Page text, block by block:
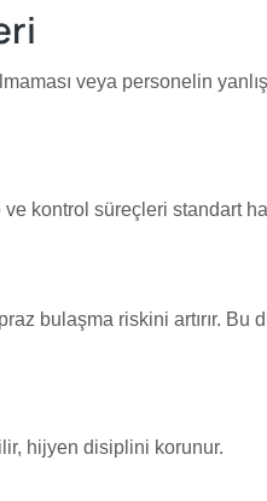
veya personelin
ve kontrol süreçleri standart
bulaşma riskini artırır.
hijyen disiplini korunur.